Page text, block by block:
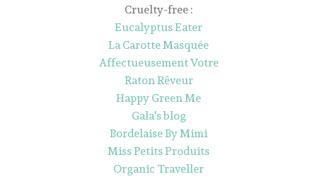
Cruelty-free :
Eucalyptus Eater
La Carotte Masquée
Affectueusement Votre
Raton Rêveur
Happy Green Me
Gala's blog
Bordelaise By Mimi
Miss Petits Produits
Organic Traveller